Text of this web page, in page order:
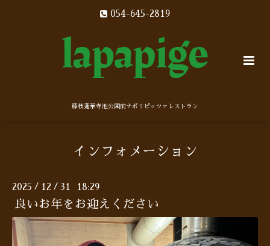
054-645-2819
藤枝蓮華寺池公園前ナポリピッツァレストラン
インフォメーション
2025 / 12 / 31 18:29
良いお年をお迎えください